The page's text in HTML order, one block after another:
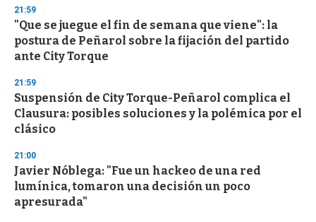
d
s
21:59
"Que se juegue el fin de semana que viene": la
postura de Peñarol sobre la fijación del partido
ante City Torque
21:59
Suspensión de City Torque-Peñarol complica el
Clausura: posibles soluciones y la polémica por el
clásico
21:00
Javier Nóblega: "Fue un hackeo de una red
lumínica, tomaron una decisión un poco
apresurada"